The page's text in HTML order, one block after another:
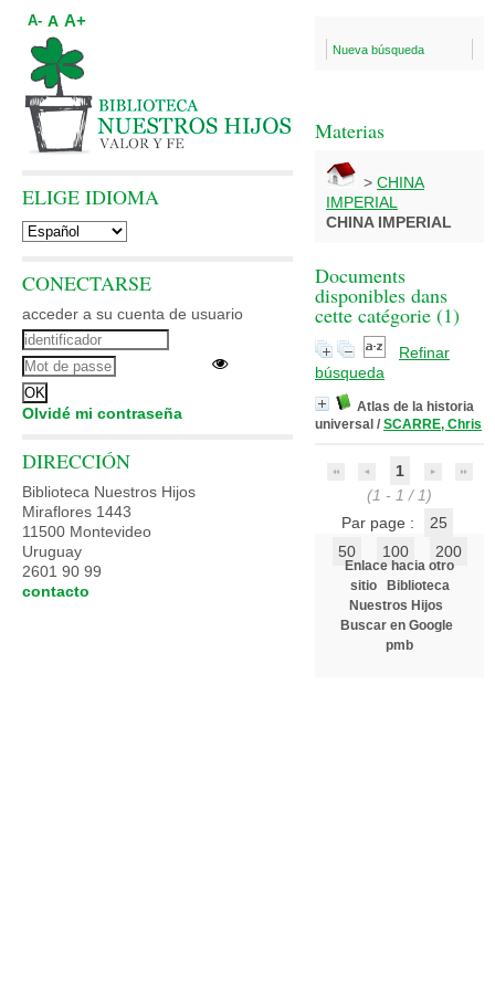
Nueva búsqueda
Materias
> CHINA
IMPERIAL
CHINA IMPERIAL
Documents
disponibles dans
cette catégorie (1)
Refinar
búsqueda
Atlas de la historia
universal / SCARRE, Chris
1
(1 - 1 / 1)
Par page :
25
50
100 200
Enlace hacia otro
sitio
Biblioteca
Nuestros Hijos
Buscar en Google
pmb
A- A A+
ELIGE IDIOMA
CONECTARSE
acceder a su cuenta de usuario
Olvidé mi contraseña
DIRECCIÓN
Biblioteca Nuestros Hijos
Miraflores 1443
11500 Montevideo
Uruguay
2601 90 99
contacto